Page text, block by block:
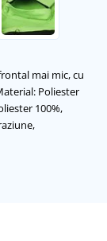
mai mic, cu
Poliester
100%,